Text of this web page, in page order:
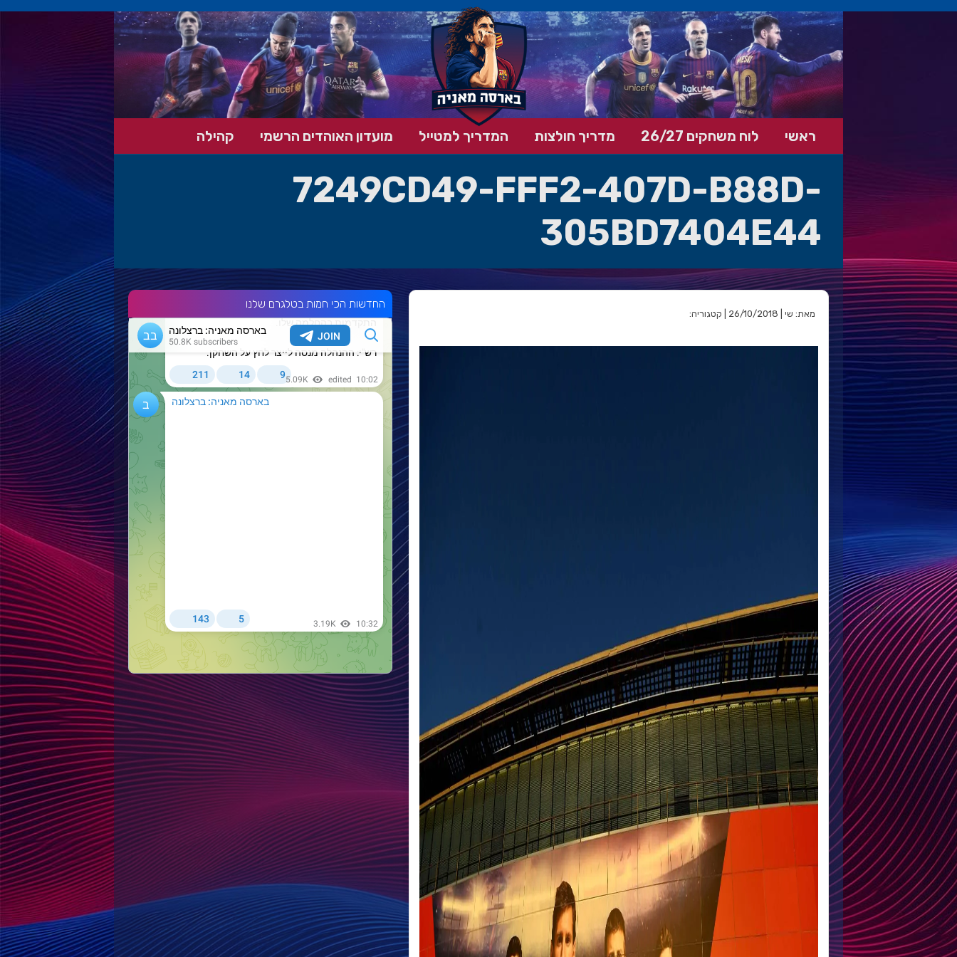
ראשי לוח משחקים 26/27 מדריך חולצות המדריך למטייל מועדון האוהדים הרשמי קהילה
7249CD49-FFF2-407D-B88D-
305BD7404E44
מאת: שי | 26/10/2018 | קטגוריה:
החדשות הכי חמות בטלגרם שלנו